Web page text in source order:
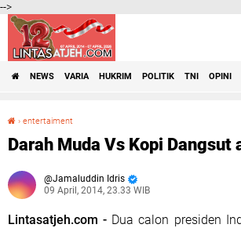
-->
NEWS VARIA HUKRIM POLITIK TNI OPINI
› entertaiment
Darah Muda Vs Kopi Dangsut
Jamaluddin Idris
09 April, 2014, 23.33 WIB
Lintasatjeh.com - Dua calon presiden